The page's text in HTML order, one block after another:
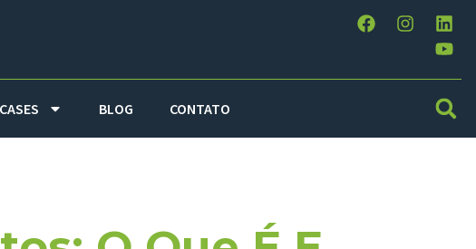
CASES BLOG CONTATO